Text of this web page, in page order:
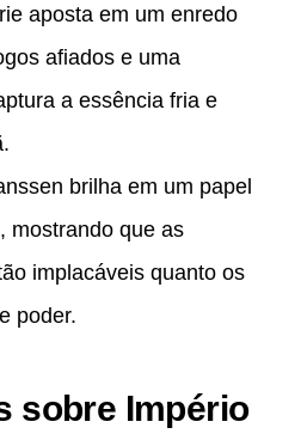
aposta em um enredo
afiados e uma
a essência fria e
brilha em um papel
mostrando que as
implacáveis quanto os
poder.
sobre Império